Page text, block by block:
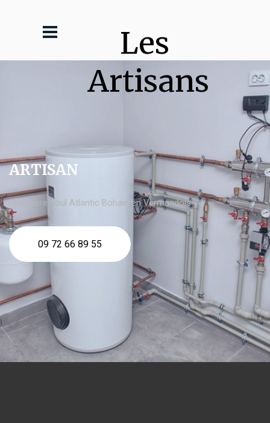
Les
Artisans
ARTISAN
chaudière fioul Atlantic Bohain en Vermandois
09 72 66 89 55